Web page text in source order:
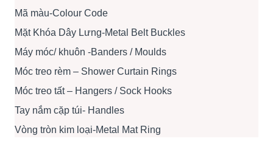
Mã màu-Colour Code
Mặt Khóa Dây Lưng-Metal Belt Buckles
Máy móc/ khuôn -Banders / Moulds
Móc treo rèm – Shower Curtain Rings
Móc treo tất – Hangers / Sock Hooks
Tay nắm cặp túi- Handles
Vòng tròn kim loại-Metal Mat Ring